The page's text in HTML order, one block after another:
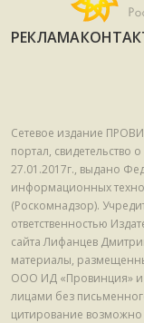
РЕКЛАМА
Сетевое издание
портал,
27.01.2017г., выдано
информационных
(Роскомнадзор).
ответственностью
сайта Лифанцев
материалы,
ООО ИД «Провинция» и
лицами без
цитирование возможно